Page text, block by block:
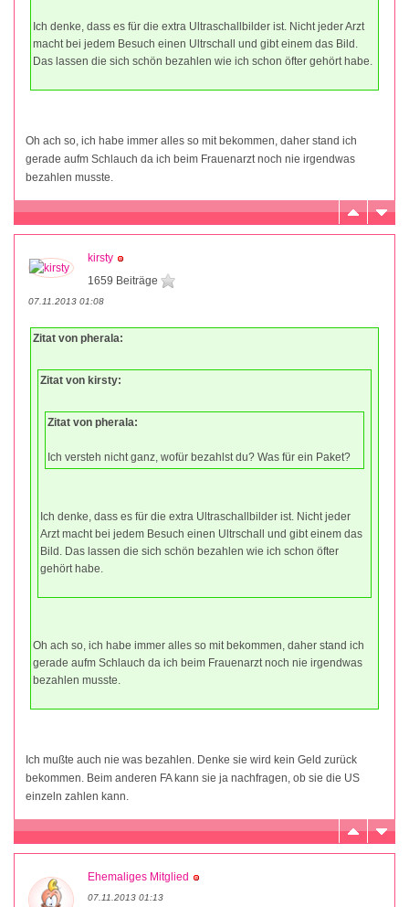
Ich denke, dass es für die extra Ultraschallbilder ist. Nicht jeder Arzt
macht bei jedem Besuch einen Ultrschall und gibt einem das Bild.
Das lassen die sich schön bezahlen wie ich schon öfter gehört habe.
Oh ach so, ich habe immer alles so mit bekommen, daher stand ich
gerade aufm Schlauch da ich beim Frauenarzt noch nie irgendwas
bezahlen musste.
kirsty
1659 Beiträge
07.11.2013 01:08
Zitat von pherala:
Zitat von kirsty:
Zitat von pherala:
Ich versteh nicht ganz, wofür bezahlst du? Was für ein Paket?
Ich denke, dass es für die extra Ultraschallbilder ist. Nicht jeder
Arzt macht bei jedem Besuch einen Ultrschall und gibt einem das
Bild. Das lassen die sich schön bezahlen wie ich schon öfter
gehört habe.
Oh ach so, ich habe immer alles so mit bekommen, daher stand ich
gerade aufm Schlauch da ich beim Frauenarzt noch nie irgendwas
bezahlen musste.
Ich mußte auch nie was bezahlen. Denke sie wird kein Geld zurück
bekommen. Beim anderen FA kann sie ja nachfragen, ob sie die US
einzeln zahlen kann.
Ehemaliges Mitglied
07.11.2013 01:13